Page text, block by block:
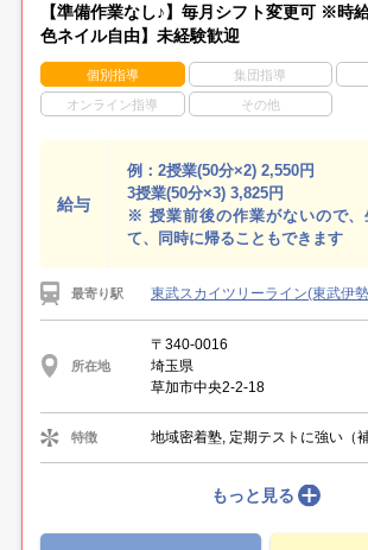
【準備作業なし♪】毎月シフト変更可 ※時
色ネイル自由】未経験歓迎
個別指導 集団指導
オンライン指導 その他
給与
例：2授業(50分×2) 2,550円
3授業(50分×3) 3,825円
※ 授業前後の作業がないので、
て、同時に帰ることもできます
最寄り駅 東武スカイツリーライン(東武伊
所在地
〒340-0016
埼玉県
草加市中央2-2-18
特徴 地域密着塾, 定期テストに強い（補
もっと見る